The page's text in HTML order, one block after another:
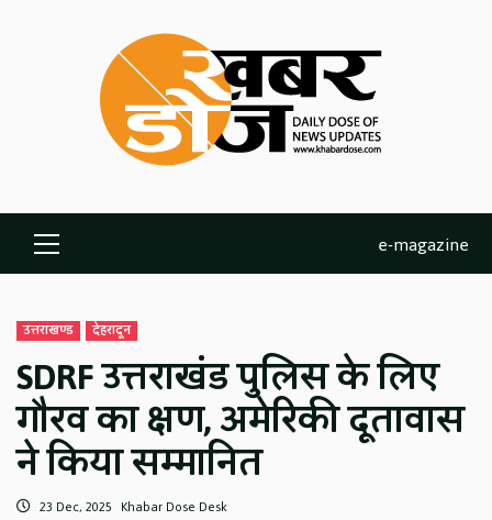
Primary
Menu
e-magazine
उत्तराखण्ड देहरादून
SDRF उत्तराखंड पुलिस के लिए
गौरव का क्षण, अमेरिकी दूतावास
ने किया सम्मानित
23 Dec, 2025 Khabar Dose Desk